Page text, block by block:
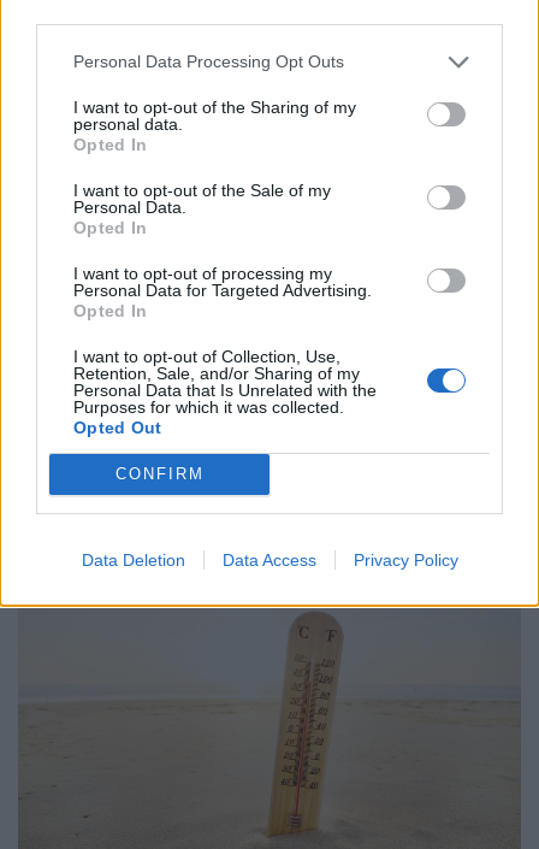
Personal Data Processing Opt Outs
I want to opt-out of the Sharing of my
personal data.
Opted In
I want to opt-out of the Sale of my
Personal Data.
Opted In
I want to opt-out of processing my
Personal Data for Targeted Advertising.
Opted In
I want to opt-out of Collection, Use,
Retention, Sale, and/or Sharing of my
Personal Data that Is Unrelated with the
Purposes for which it was collected.
Opted Out
CONFIRM
Data Deletion Data Access Privacy Policy
működése biztonságos.
GLOBÁL
Ennyit a Béketanács nagy tervéről? Izrael
egyértelmű nemet mondott - Az egész alku
borulhat